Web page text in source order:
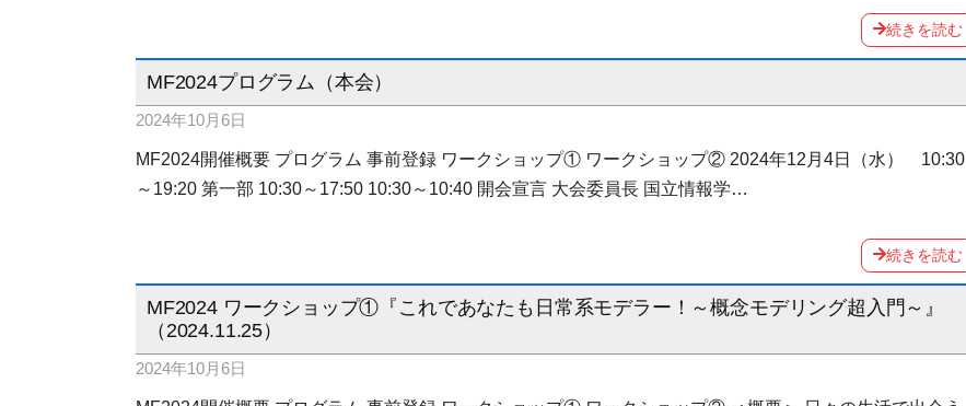
続きを読む
MF2024プログラム（本会）
2024年10月6日
MF2024開催概要 プログラム 事前登録 ワークショップ① ワークショップ② 2024年12月4日（水） 10:30
～19:20 第一部 10:30～17:50 10:30～10:40 開会宣言 ⼤会委員⻑ 国⽴情報学…
続きを読む
MF2024 ワークショップ①『これであなたも日常系モデラー！～概念モデリング超入門～』
（2024.11.25）
2024年10月6日